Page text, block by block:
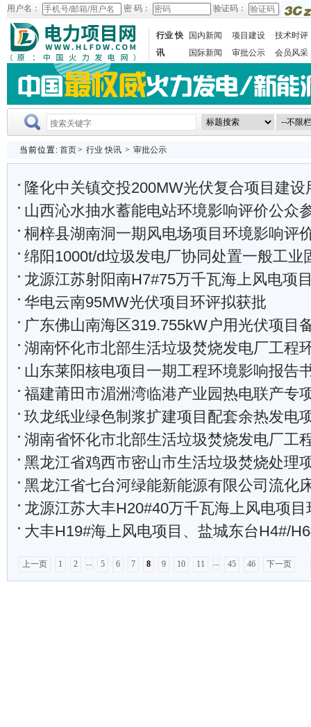
用户名： 密 码： 验证码：
行业 快
讯
国内新闻 项目建设
技术时评
国际新闻
审批公示 会员风采
当前位置: 首页> 行业 快讯 > 审批公示
隆化中关镇交投200MW光伏复合项目建设
山西沁水抽水蓄能电站环境影响评价公众参与
桐梓县湖南洞一期风电场项目环境影响评
绵阳1000t/d垃圾发电厂协同处置一般工业固废技
龙源江苏射阳南H7#75万千瓦海上风电项目环境影响评
华电云南95MW光伏项目环评拟获批
广东佛山南海区319.755kW户用光伏项目
湖南怀化市北部生活垃圾焚烧发电厂工程环评
山东莱阳核电项目一期工程环境影响报告书（选
福建莆田市湄洲湾临港产业园热电联产专项规划（
玖龙纸业绿色制浆扩建项目配套余热发电项目
湖南省怀化市北部生活垃圾焚烧发电厂工程环境影响评
黑龙江省鸡西市密山市生活垃圾焚烧处理项目首次环境影
黑龙江省七台河绿能新能源有限公司流化床垃圾焚烧炉改建机械
龙源江苏大丰H20#40万千瓦海上风电项目环境影响
大丰H19#海上风电项目、盐城东台H4#/H6#海上风电项目、大
上一页 1 2 ... 5 6 7 8 9 10 11 ... 45 46 下一页